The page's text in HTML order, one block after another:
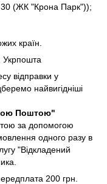
(ЖК "Крона Парк"));
країн.
Укрпошта
відправки у
найвигідніші
Поштою"
за допомогою
одного разу в
"Відкладений
200 грн.